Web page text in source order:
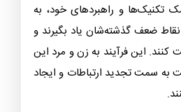
تکنیک‌ها و راهبردهای خود، به
ضعف گذشته‌شان یاد بگیرند و
کنند. این فرآیند به زن و مرد این
به سمت تجدید ارتباطات و ایجاد